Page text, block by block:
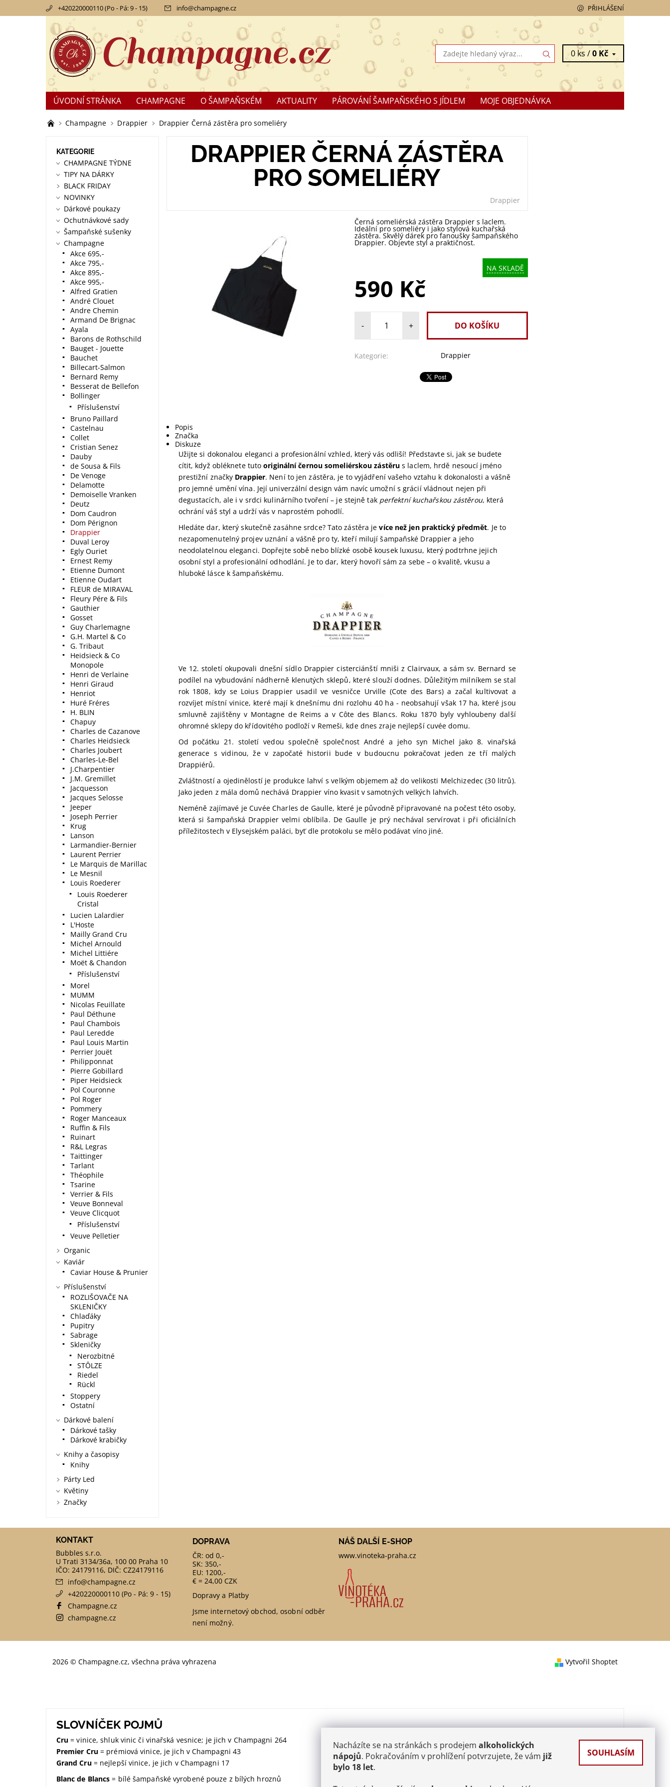
+420220000110 (Po - Pá: 9 - 15) info@champagne.cz PŘIHLÁŠENÍ
0 ks /0 Kč
ÚVODNÍ STRÁNKA CHAMPAGNE O ŠAMPAŇSKÉM AKTUALITY PÁROVÁNÍ ŠAMPAŇSKÉHO S JÍDLEM
MOJE OBJEDNÁVKA
KONTAKTY
OBCHODNÍ PODMÍNKY REKLAMACE
Champagne Drappier Drappier Černá zástěra pro someliéry
DRAPPIER ČERNÁ ZÁSTĚRA
PRO SOMELIÉRY
Drappier
Černá someliérská zástěra Drappier s laclem.
Ideální pro someliéry i jako stylová kuchařská
zástěra. Skvělý dárek pro fanoušky šampaňského
Drappier. Objevte styl a praktičnost.
NA SKLADĚ
590 Kč
- +
Kategorie: Drappier
Popis
Značka
Diskuze
Užijte si dokonalou eleganci a profesionální vzhled, který vás odliší! Představte si, jak se budete
cítit, když obléknete tutooriginální černou someliérskou zástěru s laclem, hrdě nesoucí jméno
prestižní značky Drappier. Není to jen zástěra, je to vyjádření vašeho vztahu k dokonalosti a vášně
pro jemné umění vína. Její univerzální design vám navíc umožní s grácií vládnout nejen při
degustacích, ale i v srdci kulinárního tvoření – je stejně tak perfektní kuchařskou zástěrou, která
ochrání váš styl a udrží vás v naprostém pohodlí.
Hledáte dar, který skutečně zasáhne srdce? Tato zástěra jevíce než jen praktický předmět. Je to
nezapomenutelný projev uznání a vášně pro ty, kteří milují šampaňské Drappier a jeho
neodolatelnou eleganci. Dopřejte sobě nebo blízké osobě kousek luxusu, který podtrhne jejich
osobní styl a profesionální odhodlání. Je to dar, který hovoří sám za sebe – o kvalitě, vkusu a
hluboké lásce k šampaňskému.
Ve 12. století okupovali dnešní sídlo Drappier cisterciánští mniši z Clairvaux, a sám sv. Bernard se
podílel na vybudování nádherně klenutých sklepů, které slouží dodnes. Důležitým milníkem se stal
rok 1808, kdy se Loius Drappier usadil ve vesničce Urville (Cote des Bars) a začal kultivovat a
rozvíjet místní vinice, které mají k dnešnímu dni rozlohu 40 ha - neobsahují však 17 ha, které jsou
smluvně zajištěny v Montagne de Reims a v Côte des Blancs. Roku 1870 byly vyhloubeny další
ohromné sklepy do křídovitého podloží v Remeši, kde dnes zraje nejlepší cuvée domu.
Od počátku 21. století vedou společně společnost André a jeho syn Michel jako 8. vinařská
generace s vidinou, že v započaté historii bude v budoucnu pokračovat jeden ze tří malých
Drappiérů.
Zvláštností a ojedinělostí je produkce lahví s velkým objemem až do velikosti Melchizedec (30 litrů).
Jako jeden z mála domů nechává Drappier víno kvasit v samotných velkých lahvích.
Neméně zajímavé je Cuvée Charles de Gaulle, které je původně připravované na počest této osoby,
která si šampaňská Drappier velmi oblíbila. De Gaulle je prý nechával servírovat i při oficiálních
příležitostech v Elysejském paláci, byť dle protokolu se mělo podávat víno jiné.
KATEGORIE
CHAMPAGNE TÝDNE
TIPY NA DÁRKY
BLACK FRIDAY
NOVINKY
Dárkové poukazy
Ochutnávkové sady
Šampaňské sušenky
Champagne
Akce 695,-
Akce 795,-
Akce 895,-
Akce 995,-
Alfred Gratien
André Clouet
Andre Chemin
Armand De Brignac
Ayala
Barons de Rothschild
Bauget - Jouette
Bauchet
Billecart-Salmon
Bernard Remy
Besserat de Bellefon
Bollinger
Příslušenství
Bruno Paillard
Castelnau
Collet
Cristian Senez
Dauby
de Sousa & Fils
De Venoge
Delamotte
Demoiselle Vranken
Deutz
Dom Caudron
Dom Pérignon
Drappier
Duval Leroy
Egly Ouriet
Ernest Remy
Etienne Dumont
Etienne Oudart
FLEUR de MIRAVAL
Fleury Pére & Fils
Gauthier
Gosset
Guy Charlemagne
G.H. Martel & Co
G. Tribaut
Heidsieck & Co
Monopole
Henri de Verlaine
Henri Giraud
Henriot
Huré Fréres
H. BLIN
Chapuy
Charles de Cazanove
Charles Heidsieck
Charles Joubert
Charles-Le-Bel
J.Charpentier
J.M. Gremillet
Jacquesson
Jacques Selosse
Jeeper
Joseph Perrier
Krug
Lanson
Larmandier-Bernier
Laurent Perrier
Le Marquis de Marillac
Le Mesnil
Louis Roederer
Louis Roederer
Cristal
Lucien Lalardier
L'Hoste
Mailly Grand Cru
Michel Arnould
Michel Littiére
Moët & Chandon
Příslušenství
Morel
MUMM
Nicolas Feuillate
Paul Déthune
Paul Chambois
Paul Leredde
Paul Louis Martin
Perrier Jouët
Philipponnat
Pierre Gobillard
Piper Heidsieck
Pol Couronne
Pol Roger
Pommery
Roger Manceaux
Ruffin & Fils
Ruinart
R&L Legras
Taittinger
Tarlant
Théophile
Tsarine
Verrier & Fils
Veuve Bonneval
Veuve Clicquot
Příslušenství
Veuve Pelletier
Organic
Kaviár
Caviar House & Prunier
Příslušenství
ROZLIŠOVAČE NA
SKLENIČKY
Chlaďáky
Pupitry
Sabrage
Skleničky
Nerozbitné
STÔLZE
Riedel
Rückl
Stoppery
Ostatní
Dárkové balení
Dárkové tašky
Dárkové krabičky
Knihy a časopisy
Knihy
Párty Led
Květiny
Značky
KONTAKT
info@champagne.cz
+420220000110 (Po - Pá: 9 - 15)
Champagne.cz
champagne.cz
DOPRAVA
ČR: od 0,-
SK: 350,-
EU: 1200,-
€ = 24,00 CZK
Dopravy a Platby
Jsme internetový obchod, osobní odběr
není možný.
NÁŠ DALŠÍ E-SHOP
www.vinoteka-praha.cz
2026 © Champagne.cz, všechna práva vyhrazena Vytvořil Shoptet
SLOVNÍČEK POJMŮ
Cru = vinice, shluk vinic či vinařská vesnice; je jich v Champagni 264
Premier Cru= prémiová vinice, je jich v Champagni 43
Grand Cru= nejlepší vinice, je jich v Champagni 17
Blanc de Blancs = bílé šampaňské vyrobené pouze z bílých hroznů
Nacházíte se na stránkách s prodejem alkoholických
nápojů. Pokračováním v prohlížení potvrzujete, že vám již
bylo 18 let.
SOUHLASÍM